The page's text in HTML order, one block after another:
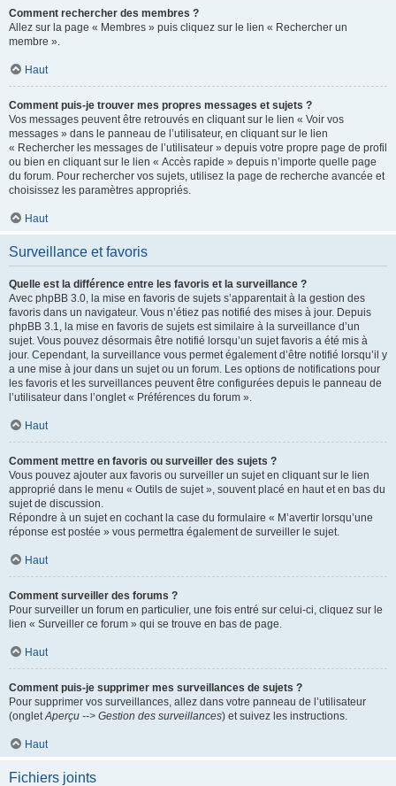
Comment rechercher des membres ?
Allez sur la page « Membres » puis cliquez sur le lien « Rechercher un
membre ».
Haut
Comment puis-je trouver mes propres messages et sujets ?
Vos messages peuvent être retrouvés en cliquant sur le lien « Voir vos
messages » dans le panneau de l’utilisateur, en cliquant sur le lien
« Rechercher les messages de l’utilisateur » depuis votre propre page de profil
ou bien en cliquant sur le lien « Accès rapide » depuis n’importe quelle page
du forum. Pour rechercher vos sujets, utilisez la page de recherche avancée et
choisissez les paramètres appropriés.
Haut
Surveillance et favoris
Quelle est la différence entre les favoris et la surveillance ?
Avec phpBB 3.0, la mise en favoris de sujets s’apparentait à la gestion des
favoris dans un navigateur. Vous n’étiez pas notifié des mises à jour. Depuis
phpBB 3.1, la mise en favoris de sujets est similaire à la surveillance d’un
sujet. Vous pouvez désormais être notifié lorsqu’un sujet favoris a été mis à
jour. Cependant, la surveillance vous permet également d’être notifié lorsqu’il y
a une mise à jour dans un sujet ou un forum. Les options de notifications pour
les favoris et les surveillances peuvent être configurées depuis le panneau de
l’utilisateur dans l’onglet « Préférences du forum ».
Haut
Comment mettre en favoris ou surveiller des sujets ?
Vous pouvez ajouter aux favoris ou surveiller un sujet en cliquant sur le lien
approprié dans le menu « Outils de sujet », souvent placé en haut et en bas du
sujet de discussion.
Répondre à un sujet en cochant la case du formulaire « M’avertir lorsqu’une
réponse est postée » vous permettra également de surveiller le sujet.
Haut
Comment surveiller des forums ?
Pour surveiller un forum en particulier, une fois entré sur celui-ci, cliquez sur le
lien « Surveiller ce forum » qui se trouve en bas de page.
Haut
Comment puis-je supprimer mes surveillances de sujets ?
Pour supprimer vos surveillances, allez dans votre panneau de l’utilisateur
(ongletAperçu --> Gestion des surveillances) et suivez les instructions.
Haut
Fichiers joints